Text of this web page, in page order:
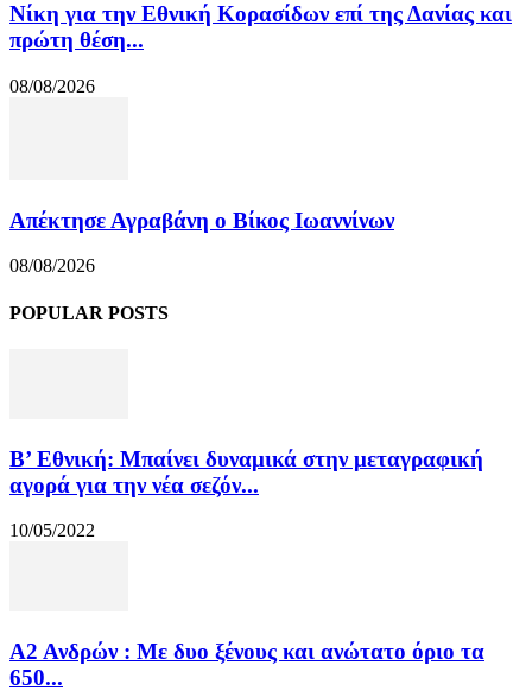
Νίκη για την Εθνική Κορασίδων επί της Δανίας και
πρώτη θέση...
08/08/2026
Απέκτησε Αγραβάνη ο Βίκος Ιωαννίνων
08/08/2026
POPULAR POSTS
Β’ Εθνική: Μπαίνει δυναμικά στην μεταγραφική
αγορά για την νέα σεζόν...
10/05/2022
Α2 Ανδρών : Με δυο ξένους και ανώτατο όριο τα
650...